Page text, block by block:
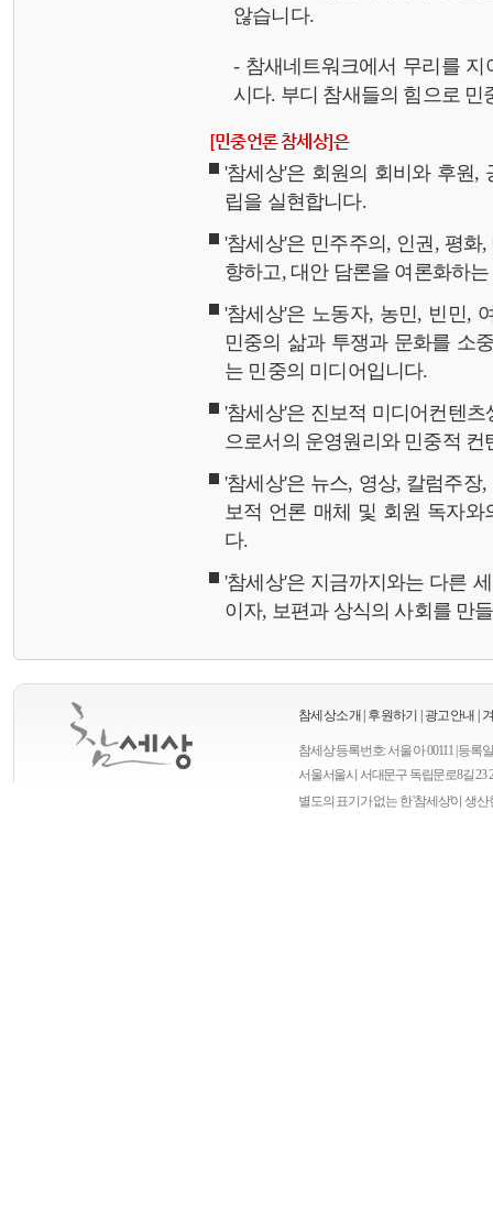
않습니다.
- 참새네트워크에서 무리를
시다. 부디 참새들의 힘으로 민
[민중언론 참세상]은
'참세상'은 회원의 회비와 후원,
립을 실현합니다.
'참세상'은 민주주의, 인권, 평
향하고, 대안 담론을 여론화하
'참세상'은 노동자, 농민, 빈민,
민중의 삶과 투쟁과 문화를 소
는 민중의 미디어입니다.
'참세상'은 진보적 미디어컨텐
으로서의 운영원리와 민중적
'참세상'은 뉴스, 영상, 칼럼주
보적 언론 매체 및 회원 독자와
다.
'참세상'은 지금까지와는 다른
이자, 보편과 상식의 사회를 만
참세상소개 후원하기 광고안내
참세상 등록번호: 서울 아 00111 | 등록
서울서울시 서대문구 독립문로8길 23
별도의 표기가 없는 한 '참세상'이 생